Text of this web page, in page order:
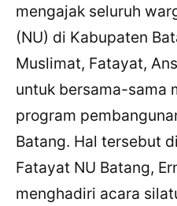
mengajak seluruh
(NU) di Kabupaten
Muslimat, Fatayat,
untuk bersama-sama
program
Batang. Hal tersebut
Fatayat NU Batang,
menghadiri acara